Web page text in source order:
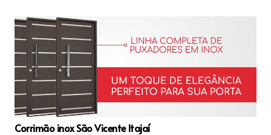
Corrimão inox São Vicente Itajaí